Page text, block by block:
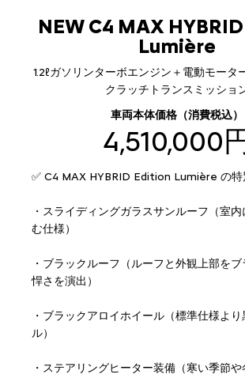
NEW C4 MAX
Lumière
1.2ℓガソリンターボエンジン＋電動モー
クラッチトランスミッショ
車両本体価格（消費税込）
4,510,000
✅ C4 MAX HYBRID Edition Lumière の特
・スライディングガラスサンルーフ（室
む仕様）
・ブラックルーフ（ルーフと外観上部を
悍さを演出）
・ブラックアロイホイール（標準仕様よ
ル）
・ステアリングヒーター装備（寒い季節